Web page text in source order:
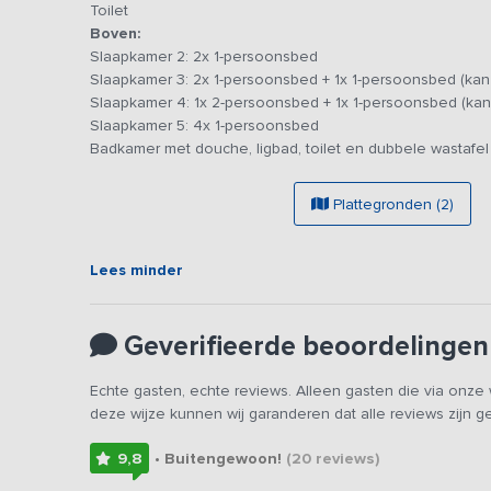
inbegrepen in de getoonde totaalprijs. Ben je met 12 (of
en dus gebruikmaken van het 13e en 14e bed? Laat dit
kosten hiervoor bedragen 50,- per extra bed. Alle
even terug te kunnen trekken en uiteraard fijne
kunt beginnen.
Wanneer je de oprijlaan oprijdt word je betoverd door
bestemd voor jullie gezelschap.
Toilet
Boven:
Slaapkamer 2: 2x 1-persoonsbed
Slaapkamer 3: 2x 1-persoonsbed + 1x 1-persoonsbed
Slaapkamer 4: 1x 2-persoonsbed + 1x 1-persoonsbed
Slaapkamer 5: 4x 1-persoonsbed
Badkamer met douche, ligbad, toilet en dubbele wastafel
Plattegronden (2)
Lees minder
Geverifieerde beoordelingen
Echte gasten, echte reviews. Alleen gasten die via
deze wijze kunnen wij garanderen dat alle reviews zijn
9,8 • Buitengewoon! (20reviews)